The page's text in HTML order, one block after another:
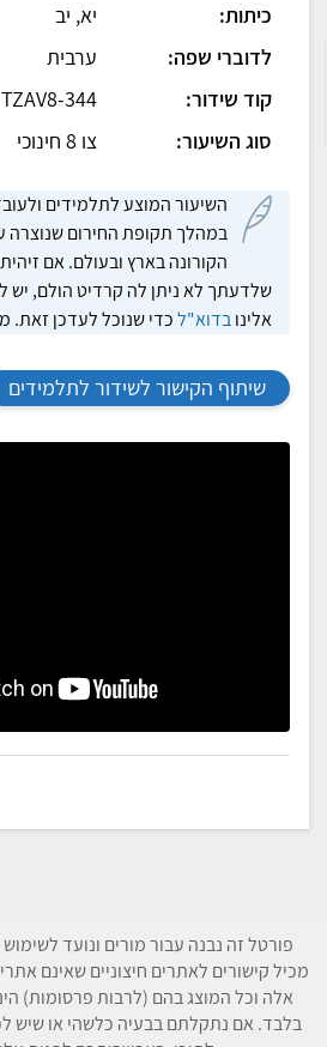
כיתות:
יא, יב
לדוברי שפה:
ערבית
קוד שידור:
TZAV8-344
סוג השיעור:
צו 8 חינוכי
השיעור המוצע לתלמידים
במהלך תקופת החירום שנוצרה
הקורונה בארץ ובעולם. אם
שלדעתך לא ניתן לה קרדיט הולם, יש
אלינובדוא"לכדי שנוכל לעדכן זאת.
שיתוף הקישור לשידור לתלמידים
פורטל זה נבנה עבור מורים ונועד
מכיל קישורים לאתרים חיצוניים שאינם
אלה וכל המוצג בהם (לרבות פרסומות)
בלבד. אם נתקלתם בבעיה כלשהי או שיש